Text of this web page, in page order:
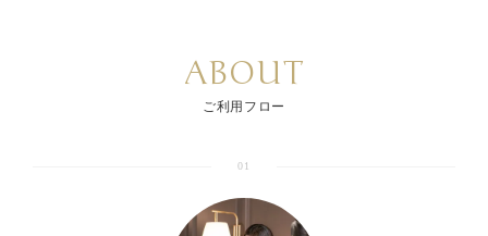
ABOUT
ご利用フロー
01